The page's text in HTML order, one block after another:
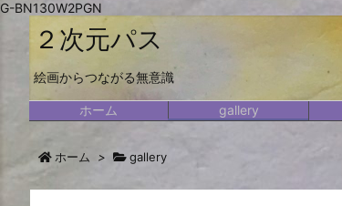
G-BN130W2PGN
２次元パス
絵画からつながる無意識
ホーム gallery
ホーム > gallery